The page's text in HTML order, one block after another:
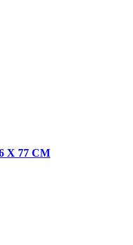
X 77 CM